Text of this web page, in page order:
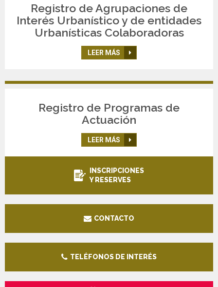
Registro de Agrupaciones de
Interés Urbanístico y de entidades
Urbanísticas Colaboradoras
LEER MÁS
Registro de Programas de
Actuación
LEER MÁS
INSCRIPCIONES
Y RESERVES
CONTACTO
TELÉFONOS DE INTERÉS